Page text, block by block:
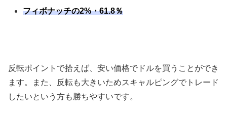
フィボナッチの2%・61.8％
反転ポイントで拾えば、安い価格でドルを買うことができ
ます。また、反転も大きいためスキャルピングでトレード
したいという方も勝ちやすいです。